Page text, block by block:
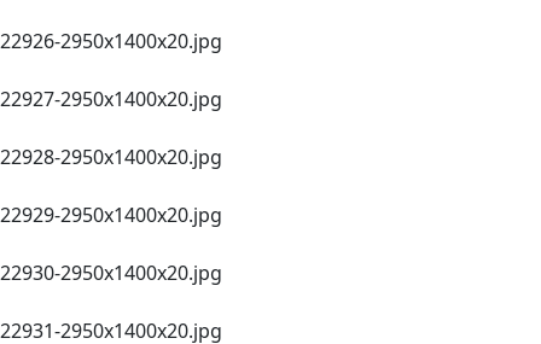
22926-2950х1400x20.jpg
22927-2950х1400x20.jpg
22928-2950х1400x20.jpg
22929-2950х1400x20.jpg
22930-2950х1400x20.jpg
22931-2950х1400x20.jpg